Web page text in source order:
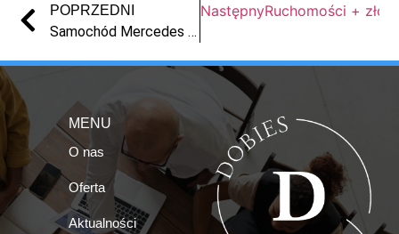
POPRZEDNI
Samochód Mercedes Vito 2003 r.
NastępnyRuchomości +
MENU
O nas
Oferta
Aktualności